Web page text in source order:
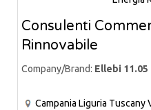
Consulenti
Rinnovabile
Company/Brand: Ellebi 11.05
Campania Liguria Tuscany